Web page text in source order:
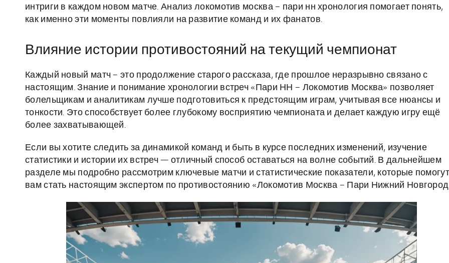
интриги в каждом новом матче. Анализ локомотив москва – пари нн хронология помогает понять,
как именно эти моменты повлияли на развитие команд и их фанатов.
Влияние истории противостояний на текущий чемпионат
Каждый новый матч – это продолжение старого рассказа, где прошлое неразрывно связано с
настоящим. Знание и понимание хронологии встреч «Пари НН – Локомотив Москва» позволяет
болельщикам и аналитикам лучше подготовиться к предстоящим играм, учитывая все нюансы и
тонкости. Это способствует более глубокому восприятию чемпионата и делает каждую игру ещё
более захватывающей.
Если вы хотите следить за динамикой команд и быть в курсе последних изменений, изучение
статистики и истории их встреч — отличный способ оставаться на волне событий. В дальнейшем
разделе мы подробно рассмотрим ключевые матчи и статистические показатели, которые помогут
вам стать настоящим экспертом по противостоянию «Локомотив Москва – Пари Нижний